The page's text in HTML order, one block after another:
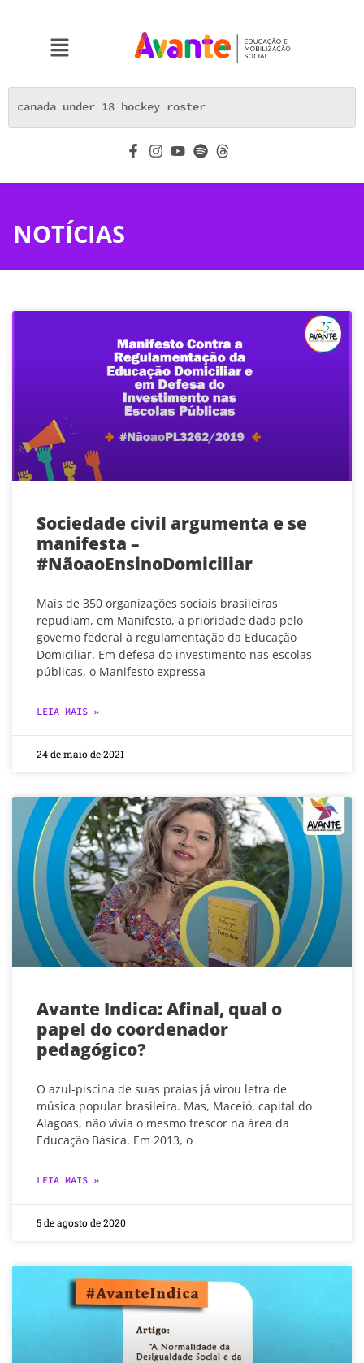
NOTÍCIAS
Sociedade civil argumenta e se
manifesta –
#NãoaoEnsinoDomiciliar
Mais de 350 organizações sociais brasileiras
repudiam, em Manifesto, a prioridade dada pelo
governo federal à regulamentação da Educação
Domiciliar. Em defesa do investimento nas escolas
públicas, o Manifesto expressa
LEIA MAIS »
24 de maio de 2021
Avante Indica: Afinal, qual o
papel do coordenador
pedagógico?
O azul-piscina de suas praias já virou letra de
música popular brasileira. Mas, Maceió, capital do
Alagoas, não vivia o mesmo frescor na área da
Educação Básica. Em 2013, o
LEIA MAIS »
5 de agosto de 2020